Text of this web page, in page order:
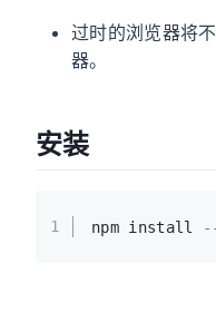
过时的浏览器将
器。
安装
1 npm install